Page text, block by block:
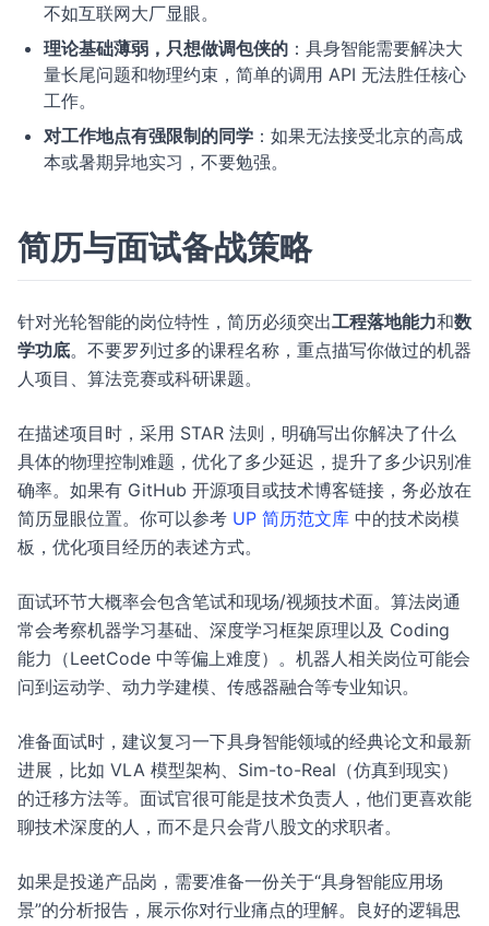
不如互联网大厂显眼。
理论基础薄弱，只想做调包侠的 ：具身智能需要解决大
量长尾问题和物理约束，简单的调用 API 无法胜任核心
工作。
对工作地点有强限制的同学 ：如果无法接受北京的高成
本或暑期异地实习，不要勉强。
简历与面试备战策略
针对光轮智能的岗位特性，简历必须突出工程落地能力和数
学功底。不要罗列过多的课程名称，重点描写你做过的机器
人项目、算法竞赛或科研课题。
在描述项目时，采用 STAR 法则，明确写出你解决了什么
具体的物理控制难题，优化了多少延迟，提升了多少识别准
确率。如果有 GitHub 开源项目或技术博客链接，务必放在
简历显眼位置。你可以参考 UP 简历范文库 中的技术岗模
板，优化项目经历的表述方式。
面试环节大概率会包含笔试和现场/视频技术面。算法岗通
常会考察机器学习基础、深度学习框架原理以及 Coding
能力（LeetCode 中等偏上难度）。机器人相关岗位可能会
问到运动学、动力学建模、传感器融合等专业知识。
准备面试时，建议复习一下具身智能领域的经典论文和最新
进展，比如 VLA 模型架构、Sim-to-Real（仿真到现实）
的迁移方法等。面试官很可能是技术负责人，他们更喜欢能
聊技术深度的人，而不是只会背八股文的求职者。
如果是投递产品岗，需要准备一份关于“具身智能应用场
景”的分析报告，展示你对行业痛点的理解。良好的逻辑思